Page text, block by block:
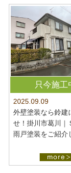
只今施工
2025.09.09
外壁塗装なら鈴建
せ！掛川市葛川｜
雨戸塗装をご紹介